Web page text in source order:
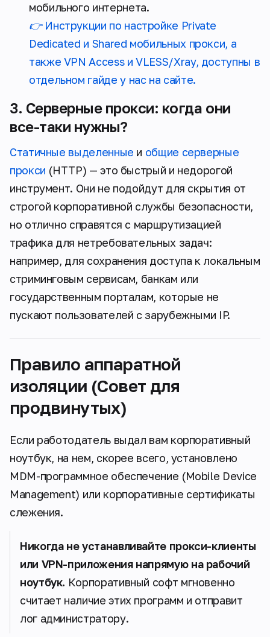
мобильного интернета.
👉 Инструкции по настройке Private
Dedicated и Shared мобильных прокси, а
также VPN Access и VLESS/Xray, доступны в
отдельном гайде у нас на сайте.
3. Серверные прокси: когда они
все-таки нужны?
Статичные выделенные и общие серверные
прокси (HTTP) — это быстрый и недорогой
инструмент. Они не подойдут для скрытия от
строгой корпоративной службы безопасности,
но отлично справятся с маршрутизацией
трафика для нетребовательных задач:
например, для сохранения доступа к локальным
стриминговым сервисам, банкам или
государственным порталам, которые не
пускают пользователей с зарубежными IP.
Правило аппаратной
изоляции (Совет для
продвинутых)
Если работодатель выдал вам корпоративный
ноутбук, на нем, скорее всего, установлено
MDM-программное обеспечение (Mobile Device
Management) или корпоративные сертификаты
слежения.
Никогда не устанавливайте прокси-клиенты
или VPN-приложения напрямую на рабочий
ноутбук. Корпоративный софт мгновенно
считает наличие этих программ и отправит
лог администратору.